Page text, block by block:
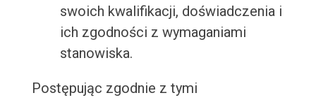
swoich kwalifikacji, doświadczenia i
ich zgodności z wymaganiami
stanowiska.
Postępując zgodnie z tymi